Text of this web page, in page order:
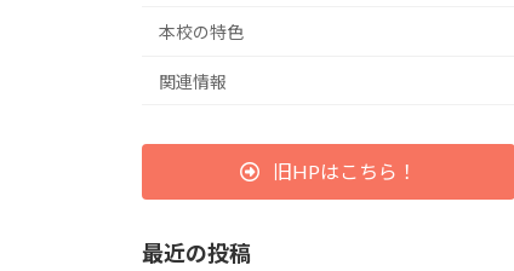
本校の特色
関連情報
旧HPはこちら！
最近の投稿